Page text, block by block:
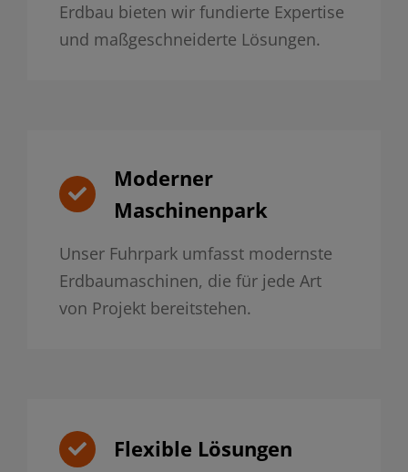
Erdbau bieten wir fundierte Expertise
und maßgeschneiderte Lösungen.
Moderner
Maschinenpark
Unser Fuhrpark umfasst modernste
Erdbaumaschinen, die für jede Art
von Projekt bereitstehen.
Flexible Lösungen